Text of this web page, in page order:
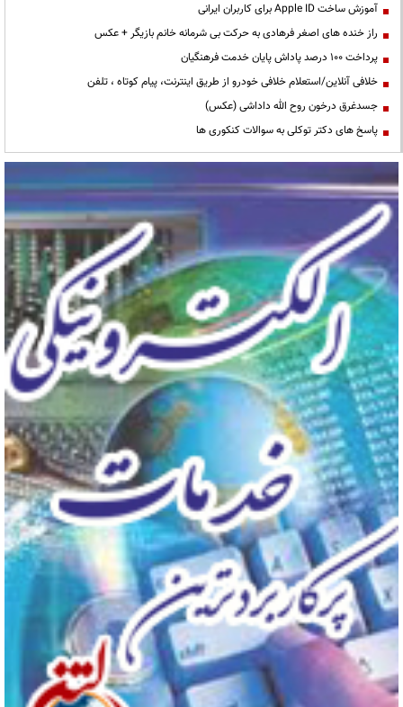
آموزش ساخت Apple ID برای کاربران ایرانی
راز خنده های اصغر فرهادی به حرکت بی شرمانه خانم بازیگر + عکس
پرداخت ۱۰۰ درصد پاداش پایان خدمت فرهنگیان
خلافی آنلاین/استعلام خلافی خودرو از طریق اینترنت، پیام کوتاه ، تلفن
جسدغرق درخون روح الله داداشی (عکس)
پاسخ های دکتر توکلی به سوالات کنکوری ها